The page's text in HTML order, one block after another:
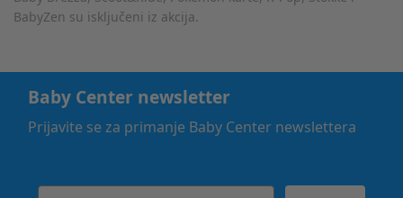
BabyZen su isključeni iz akcija.
Baby Center newsletter
Prijavite se za primanje Baby Center newslettera